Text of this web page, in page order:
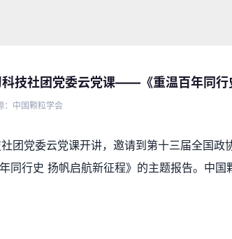
技社团党委云党课——《重温百年同行
：中国颗粒学会
团党委云党课开讲，邀请到第十三届全国政
同行史 扬帆启航新征程》的主题报告。中